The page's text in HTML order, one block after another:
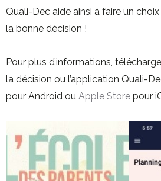
Quali-Dec aide ainsi à faire un
la bonne décision !
Pour plus d’informations,
la décision ou l’application Quali-
pour Android ou Apple Store pour